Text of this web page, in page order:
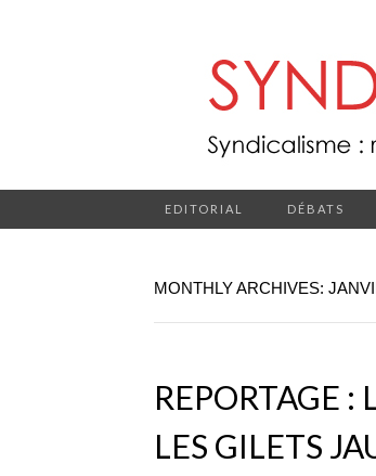
EDITORIAL DÉBATS
MONTHLY ARCHIVES:
REPORTAGE :
LES GILETS